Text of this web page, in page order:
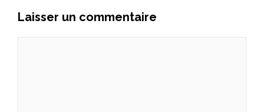
Laisser un commentaire